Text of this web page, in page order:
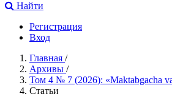
Найти
Регистрация
Вход
Главная /
Архивы /
Том 4 № 7 (2026): «Maktabgacha
Статьи